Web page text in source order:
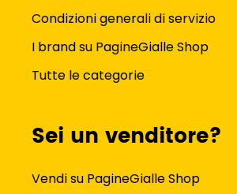
Condizioni generali di servizio
I brand su PagineGialle Shop
Tutte le categorie
Sei un venditore?
Vendi su PagineGialle Shop